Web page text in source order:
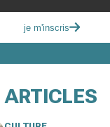
je m'inscris
ARTICLES